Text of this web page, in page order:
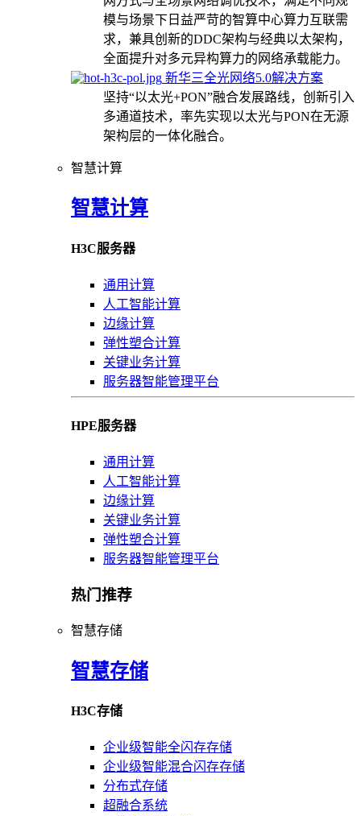
模与场景下日益严苛的智算中心算力互联需
求，兼具创新的DDC架构与经典以太架构，
全面提升对多元异构算力的网络承载能力。
新华三全光网络5.0解决方案
坚持“以太光+PON”融合发展路线，创新引入
多通道技术，率先实现以太光与PON在无源
架构层的一体化融合。
智慧计算
智慧计算
H3C服务器
通用计算
人工智能计算
边缘计算
弹性塑合计算
关键业务计算
服务器智能管理平台
HPE服务器
通用计算
人工智能计算
边缘计算
关键业务计算
弹性塑合计算
服务器智能管理平台
热门推荐
智慧存储
智慧存储
H3C存储
企业级智能全闪存存储
企业级智能混合闪存存储
分布式存储
超融合系统